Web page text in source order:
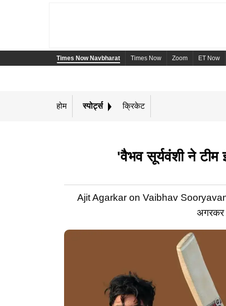
Times Now Navbharat Times Now Zoom ET Now
होम स्पोर्ट्स क्रिकेट
'वैभव सूर्यवंशी ने
Ajit Agarkar on Vaibhav
अगरकर